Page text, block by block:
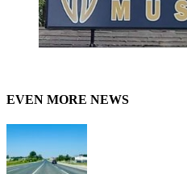
EVEN MORE NEWS